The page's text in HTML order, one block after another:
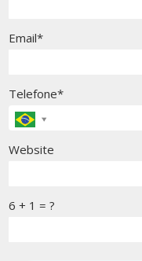
Email*
Telefone*
Website
6 + 1 = ?